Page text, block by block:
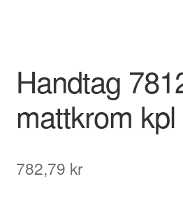
Handtag
mattkrom
782,79 kr